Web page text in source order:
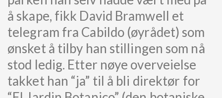
å skape, fikk David Bramwell et
telegram fra Cabildo (øyrådet) som
ønsket å tilby han stillingen som nå
stod ledig. Etter nøye overveielse
takket han “ja” til å bli direktør for